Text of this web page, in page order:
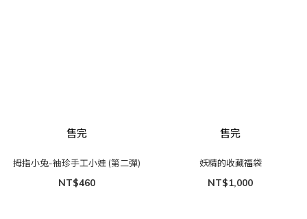
售完
拇指小兔-袖珍手工小娃 (第二彈)
NT$460
售完
妖精的收藏福袋
NT$1,000